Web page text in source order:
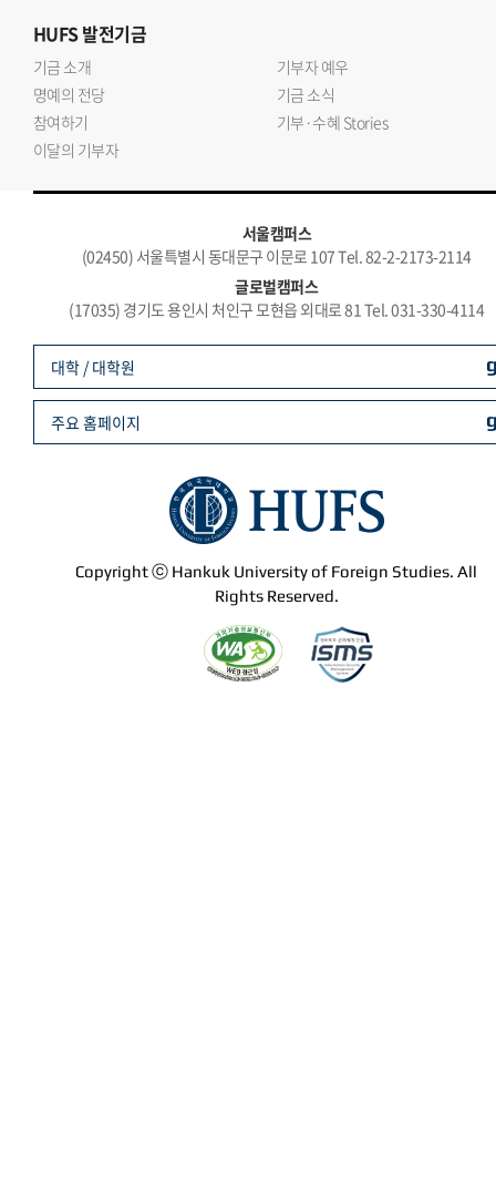
HUFS발전기금
기금 소개
기부자 예우
명예의 전당
기금 소식
참여하기
기부·수혜 Stories
이달의 기부자
서울캠퍼스
(02450) 서울특별시 동대문구 이문로 107 Tel. 82-2-2173-2114
글로벌캠퍼스
(17035) 경기도 용인시 처인구 모현읍 외대로 81 Tel. 031-330-4114
Copyright ⓒ Hankuk University of Foreign Studies. All
Rights Reserved.
대학 / 대학원
주요 홈페이지